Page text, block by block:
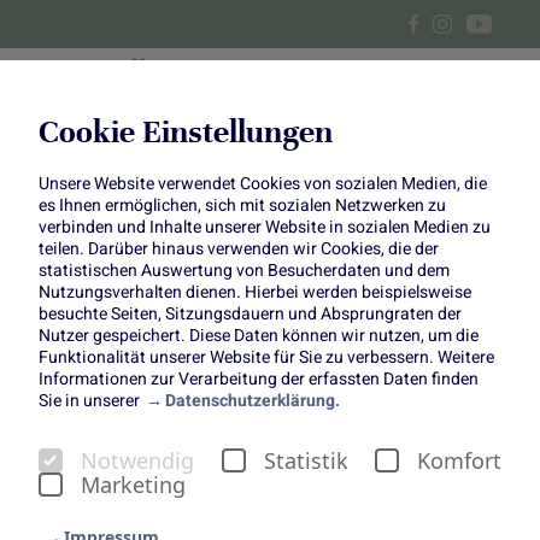
Cookie Einstellungen
Unsere Website verwendet Cookies von sozialen Medien, die
es Ihnen ermöglichen, sich mit sozialen Netzwerken zu
verbinden und Inhalte unserer Website in sozialen Medien zu
teilen. Darüber hinaus verwenden wir Cookies, die der
statistischen Auswertung von Besucherdaten und dem
Nutzungsverhalten dienen. Hierbei werden beispielsweise
besuchte Seiten, Sitzungsdauern und Absprungraten der
Nutzer gespeichert. Diese Daten können wir nutzen, um die
Funktionalität unserer Website für Sie zu verbessern. Weitere
Informationen zur Verarbeitung der erfassten Daten finden
Sie in unserer
Datenschutzerklärung.
Notwendig Statistik
Komfort
Marketing
2022 wird bunt!
Zum Jahresstart bringen wir
Farbe ins Spiel
2022 wird es bunt! Farben beeinflussen unser Leben
nachweisbar auf vielfältige Weise – und das natürlich